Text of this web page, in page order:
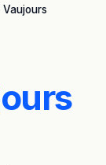
Vaujours